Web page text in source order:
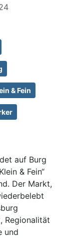
& Fein
auf Burg
& Fein“
Der Markt,
Regionalität
und